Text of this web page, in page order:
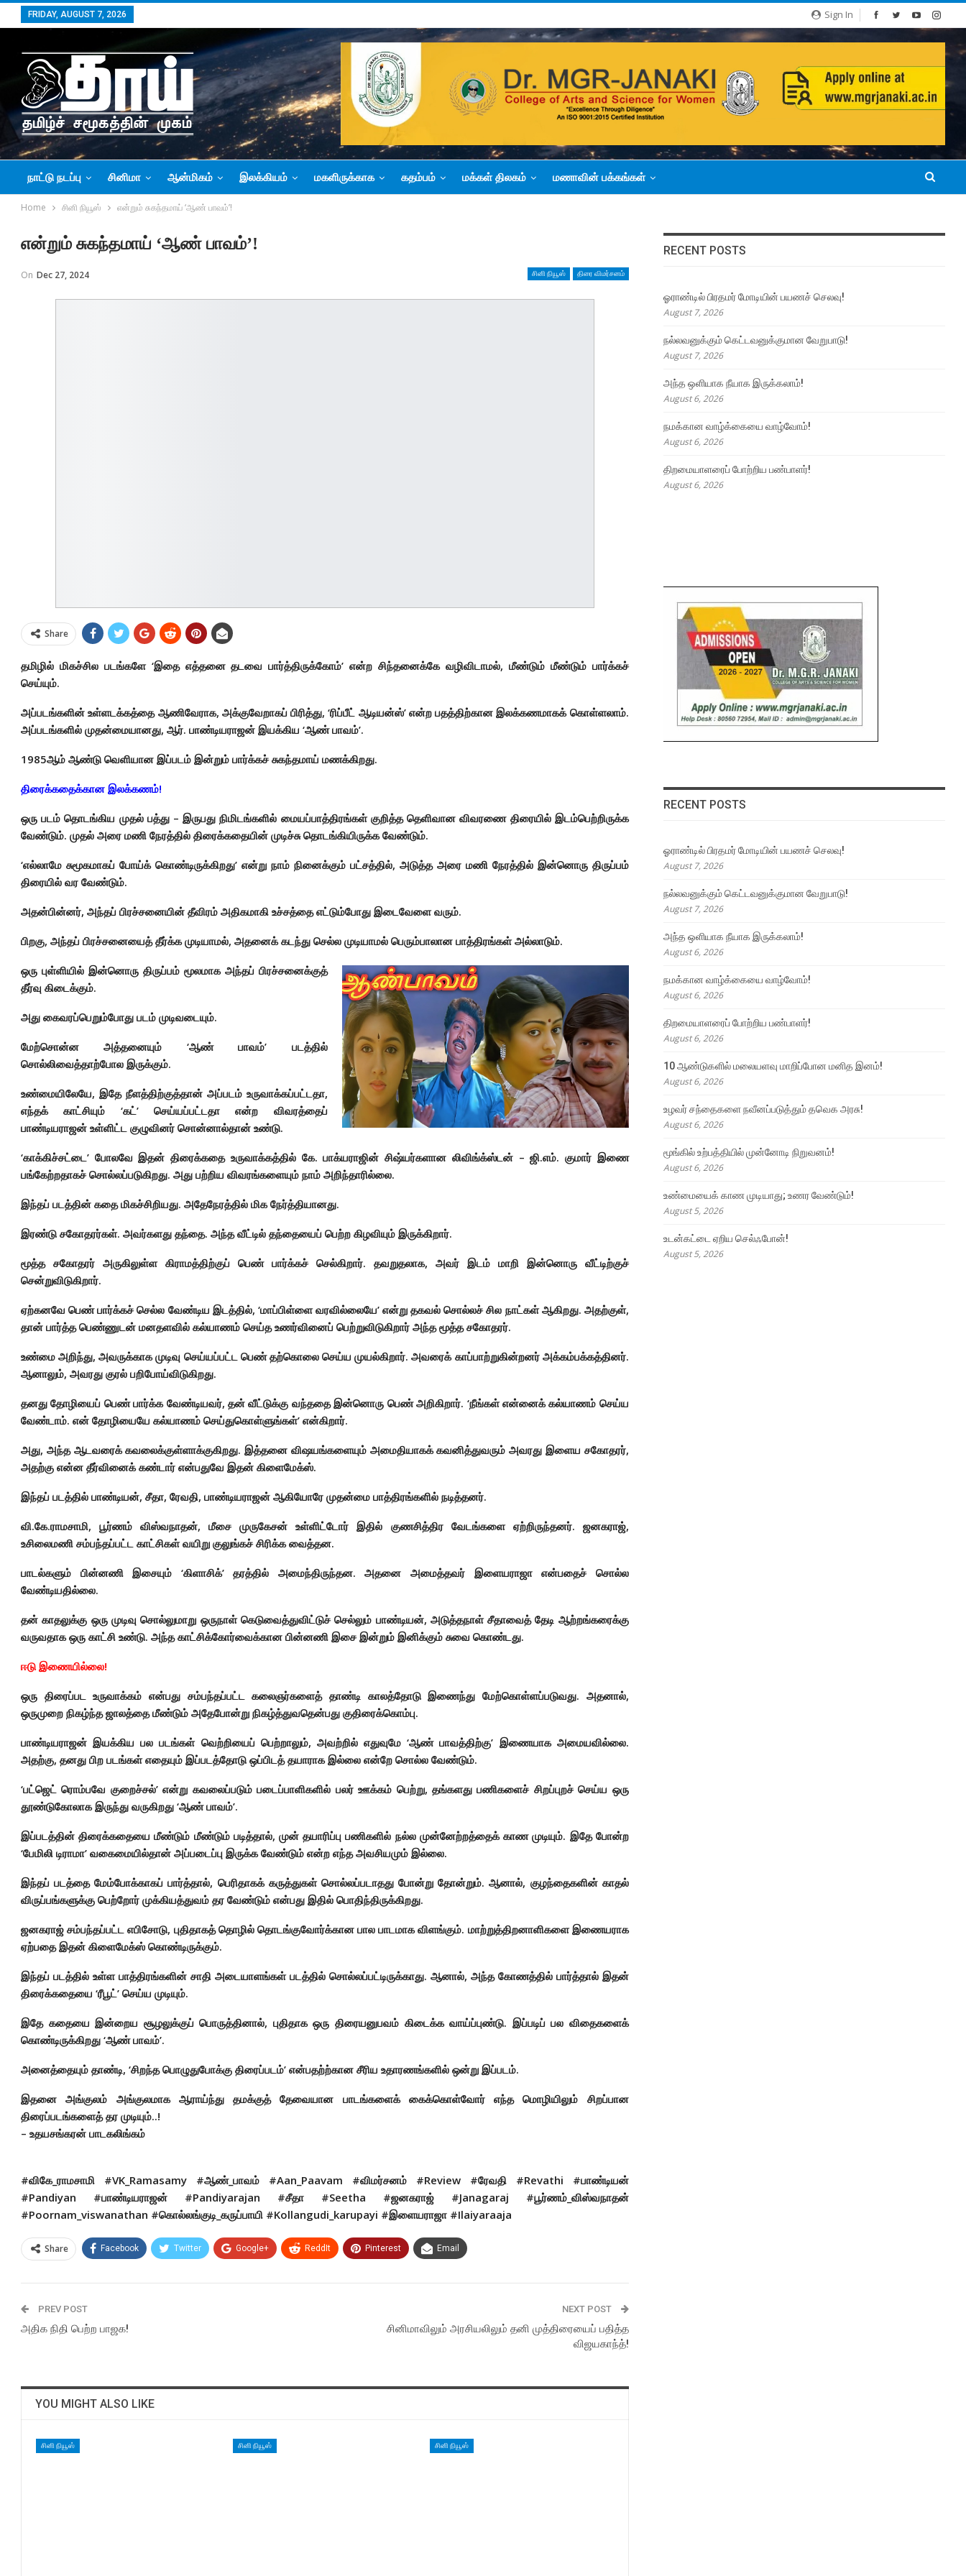
Sign In
FRIDAY, AUGUST 7, 2026
நாட்டு நடப்பு சினிமா ஆன்மிகம் இலக்கியம் மகளிருக்காக கதம்பம் மக்கள் திலகம் மணாவின் பக்கங்கள்
Home சினி நியூஸ் என்றும் சுகந்தமாய் ‘ஆண் பாவம்’!
என்றும் சுகந்தமாய் ‘ஆண் பாவம்’!
சினி நியூஸ் திரை விமர்சனம்
On Dec 27, 2024
Share
தமிழில் மிகச்சில படங்களே ‘இதை எத்தனை தடவை பார்த்திருக்கோம்’ என்ற சிந்தனைக்கே வழிவிடாமல், மீண்டும் மீண்டும் பார்க்கச்
செய்யும்.
அப்படங்களின் உள்ளடக்கத்தை ஆணிவேராக, அக்குவேறாகப் பிரித்து, ‘ரிப்பீட் ஆடியன்ஸ்’ என்ற பதத்திற்கான இலக்கணமாகக் கொள்ளலாம்.
அப்படங்களில் முதன்மையானது, ஆர். பாண்டியராஜன் இயக்கிய ‘ஆண் பாவம்’.
1985ஆம் ஆண்டு வெளியான இப்படம் இன்றும் பார்க்கச் சுகந்தமாய் மணக்கிறது.
திரைக்கதைக்கான இலக்கணம்!
ஒரு படம் தொடங்கிய முதல் பத்து – இருபது நிமிடங்களில் மையப்பாத்திரங்கள் குறித்த தெளிவான விவரணை திரையில் இடம்பெற்றிருக்க
வேண்டும். முதல் அரை மணி நேரத்தில் திரைக்கதையின் முடிச்சு தொடங்கியிருக்க வேண்டும்.
‘எல்லாமே சுமூகமாகப் போய்க் கொண்டிருக்கிறது’ என்று நாம் நினைக்கும் பட்சத்தில், அடுத்த அரை மணி நேரத்தில் இன்னொரு திருப்பம்
திரையில் வர வேண்டும்.
அதன்பின்னர், அந்தப் பிரச்சனையின் தீவிரம் அதிகமாகி உச்சத்தை எட்டும்போது இடைவேளை வரும்.
பிறகு, அந்தப் பிரச்சனையைத் தீர்க்க முடியாமல், அதனைக் கடந்து செல்ல முடியாமல் பெரும்பாலான பாத்திரங்கள் அல்லாடும்.
ஒரு புள்ளியில் இன்னொரு திருப்பம் மூலமாக அந்தப் பிரச்சனைக்குத்
தீர்வு கிடைக்கும்.
அது கைவரப்பெறும்போது படம் முடிவடையும்.
மேற்சொன்ன அத்தனையும் ‘ஆண் பாவம்’ படத்தில்
சொல்லிவைத்தாற்போல இருக்கும்.
உண்மையிலேயே, இதே நீளத்திற்குத்தான் அப்படம் உருவாக்கப்பட்டதா,
எந்தக் காட்சியும் ‘கட்’ செய்யப்பட்டதா என்ற விவரத்தைப்
பாண்டியராஜன் உள்ளிட்ட குழுவினர் சொன்னால்தான் உண்டு.
‘காக்கிச்சட்டை’ போலவே இதன் திரைக்கதை உருவாக்கத்தில் கே. பாக்யராஜின் சிஷ்யர்களான லிவிங்க்ஸ்டன் – ஜி.எம். குமார் இணை
பங்கேற்றதாகச் சொல்லப்படுகிறது. அது பற்றிய விவரங்களையும் நாம் அறிந்தாரில்லை.
இந்தப் படத்தின் கதை மிகச்சிறியது. அதேநேரத்தில் மிக நேர்த்தியானது.
இரண்டு சகோதரர்கள். அவர்களது தந்தை. அந்த வீட்டில் தந்தையைப் பெற்ற கிழவியும் இருக்கிறார்.
மூத்த சகோதரர் அருகிலுள்ள கிராமத்திற்குப் பெண் பார்க்கச் செல்கிறார். தவறுதலாக, அவர் இடம் மாறி இன்னொரு வீட்டிற்குச்
சென்றுவிடுகிறார்.
ஏற்கனவே பெண் பார்க்கச் செல்ல வேண்டிய இடத்தில், ‘மாப்பிள்ளை வரவில்லையே’ என்று தகவல் சொல்லச் சில நாட்கள் ஆகிறது. அதற்குள்,
தான் பார்த்த பெண்ணுடன் மனதளவில் கல்யாணம் செய்த உணர்வினைப் பெற்றுவிடுகிறார் அந்த மூத்த சகோதரர்.
உண்மை அறிந்து, அவருக்காக முடிவு செய்யப்பட்ட பெண் தற்கொலை செய்ய முயல்கிறார். அவரைக் காப்பாற்றுகின்றனர் அக்கம்பக்கத்தினர்.
ஆனாலும், அவரது குரல் பறிபோய்விடுகிறது.
தனது தோழியைப் பெண் பார்க்க வேண்டியவர், தன் வீட்டுக்கு வந்ததை இன்னொரு பெண் அறிகிறார். ‘நீங்கள் என்னைக் கல்யாணம் செய்ய
வேண்டாம். என் தோழியையே கல்யாணம் செய்துகொள்ளுங்கள்’ என்கிறார்.
அது, அந்த ஆடவரைக் கவலைக்குள்ளாக்குகிறது. இத்தனை விஷயங்களையும் அமைதியாகக் கவனித்துவரும் அவரது இளைய சகோதரர்,
அதற்கு என்ன தீர்வினைக் கண்டார் என்பதுவே இதன் கிளைமேக்ஸ்.
இந்தப் படத்தில் பாண்டியன், சீதா, ரேவதி, பாண்டியராஜன் ஆகியோரே முதன்மை பாத்திரங்களில் நடித்தனர்.
வி.கே.ராமசாமி, பூர்ணம் விஸ்வநாதன், மீசை முருகேசன் உள்ளிட்டோர் இதில் குணசித்திர வேடங்களை ஏற்றிருந்தனர். ஜனகராஜ்,
உசிலைமணி சம்பந்தப்பட்ட காட்சிகள் வயிறு குலுங்கச் சிரிக்க வைத்தன.
பாடல்களும் பின்னணி இசையும் ‘கிளாசிக்’ தரத்தில் அமைந்திருந்தன. அதனை அமைத்தவர் இளையராஜா என்பதைச் சொல்ல
வேண்டியதில்லை.
தன் காதலுக்கு ஒரு முடிவு சொல்லுமாறு ஒருநாள் கெடுவைத்துவிட்டுச் செல்லும் பாண்டியன், அடுத்தநாள் சீதாவைத் தேடி ஆற்றங்கரைக்கு
வருவதாக ஒரு காட்சி உண்டு. அந்த காட்சிக்கோர்வைக்கான பின்னணி இசை இன்றும் இனிக்கும் சுவை கொண்டது.
ஈடு இணையில்லை!
ஒரு திரைப்பட உருவாக்கம் என்பது சம்பந்தப்பட்ட கலைஞர்களைத் தாண்டி காலத்தோடு இணைந்து மேற்கொள்ளப்படுவது. அதனால்,
ஒருமுறை நிகழ்ந்த ஜாலத்தை மீண்டும் அதேபோன்று நிகழ்த்துவதென்பது குதிரைக்கொம்பு.
பாண்டியராஜன் இயக்கிய பல படங்கள் வெற்றியைப் பெற்றாலும், அவற்றில் எதுவுமே ‘ஆண் பாவத்திற்கு’ இணையாக அமையவில்லை.
அதற்கு, தனது பிற படங்கள் எதையும் இப்படத்தோடு ஒப்பிடத் தயாராக இல்லை என்றே சொல்ல வேண்டும்.
‘பட்ஜெட் ரொம்பவே குறைச்சல்’ என்று கவலைப்படும் படைப்பாளிகளில் பலர் ஊக்கம் பெற்று, தங்களது பணிகளைச் சிறப்புறச் செய்ய ஒரு
தூண்டுகோலாக இருந்து வருகிறது ‘ஆண் பாவம்’.
இப்படத்தின் திரைக்கதையை மீண்டும் மீண்டும் படித்தால், முன் தயாரிப்பு பணிகளில் நல்ல முன்னேற்றத்தைக் காண முடியும். இதே போன்ற
‘பேமிலி டிராமா’ வகைமையில்தான் அப்படைப்பு இருக்க வேண்டும் என்ற எந்த அவசியமும் இல்லை.
இந்தப் படத்தை மேம்போக்காகப் பார்த்தால், பெரிதாகக் கருத்துகள் சொல்லப்படாதது போன்று தோன்றும். ஆனால், குழந்தைகளின் காதல்
விருப்பங்களுக்கு பெற்றோர் முக்கியத்துவம் தர வேண்டும் என்பது இதில் பொதிந்திருக்கிறது.
ஜனகராஜ் சம்பந்தப்பட்ட எபிசோடு, புதிதாகத் தொழில் தொடங்குவோர்க்கான பால பாடமாக விளங்கும். மாற்றுத்திறனாளிகளை இணையராக
ஏற்பதை இதன் கிளைமேக்ஸ் கொண்டிருக்கும்.
இந்தப் படத்தில் உள்ள பாத்திரங்களின் சாதி அடையாளங்கள் படத்தில் சொல்லப்பட்டிருக்காது. ஆனால், அந்த கோணத்தில் பார்த்தால் இதன்
திரைக்கதையை ‘ரீபூட்’ செய்ய முடியும்.
இதே கதையை இன்றைய சூழலுக்குப் பொருத்தினால், புதிதாக ஒரு திரையனுபவம் கிடைக்க வாய்ப்புண்டு. இப்படிப் பல விதைகளைக்
கொண்டிருக்கிறது ‘ஆண் பாவம்’.
அனைத்தையும் தாண்டி, ‘சிறந்த பொழுதுபோக்கு திரைப்படம்’ என்பதற்ற்கான சீரிய உதாரணங்களில் ஒன்று இப்படம்.
இதனை அங்குலம் அங்குலமாக ஆராய்ந்து தமக்குத் தேவையான பாடங்களைக் கைக்கொள்வோர் எந்த மொழியிலும் சிறப்பான
திரைப்படங்களைத் தர முடியும்..!
– உதயசங்கரன் பாடகலிங்கம்
#விகே_ராமசாமி #VK_Ramasamy #ஆண்_பாவம் #Aan_Paavam #விமர்சனம் #Review #ரேவதி #Revathi #பாண்டியன்
#Pandiyan #பாண்டியராஜன் #Pandiyarajan #சீதா #Seetha #ஜனகராஜ் #Janagaraj #பூர்ணம்_விஸ்வநாதன்
#Poornam_viswanathan #கொல்லங்குடி_கருப்பாயி #Kollangudi_karupayi #இளையராஜா #Ilaiyaraaja
Share Facebook Twitter Google+ ReddIt Pinterest Email
PREV POST
அதிக நிதி பெற்ற பாஜக!
NEXT POST
சினிமாவிலும் அரசியலிலும் தனி முத்திரையைப் பதித்த
விஜயகாந்த்!
YOU MIGHT ALSO LIKE
சினி நியூஸ் சினி நியூஸ் சினி நியூஸ்
RECENT POSTS
ஓராண்டில் பிரதமர் மோடியின் பயணச் செலவு!
August 7, 2026
நல்லவனுக்கும் கெட்டவனுக்குமான வேறுபாடு!
August 7, 2026
அந்த ஒளியாக நீயாக இருக்கலாம்!
August 6, 2026
நமக்கான வாழ்க்கையை வாழ்வோம்!
August 6, 2026
திறமையாளரைப் போற்றிய பண்பாளர்!
August 6, 2026
RECENT POSTS
ஓராண்டில் பிரதமர் மோடியின் பயணச் செலவு!
August 7, 2026
நல்லவனுக்கும் கெட்டவனுக்குமான வேறுபாடு!
August 7, 2026
அந்த ஒளியாக நீயாக இருக்கலாம்!
August 6, 2026
நமக்கான வாழ்க்கையை வாழ்வோம்!
August 6, 2026
திறமையாளரைப் போற்றிய பண்பாளர்!
August 6, 2026
10 ஆண்டுகளில் மலையளவு மாறிப்போன மனித இனம்!
August 6, 2026
உழவர் சந்தைகளை நவீனப்படுத்தும் தவெக அரசு!
August 6, 2026
மூங்கில் உற்பத்தியில் முன்னோடி நிறுவனம்!
August 6, 2026
உண்மையைக் காண முடியாது; உணர வேண்டும்!
August 5, 2026
உடன்கட்டை ஏறிய செல்ஃபோன்!
August 5, 2026